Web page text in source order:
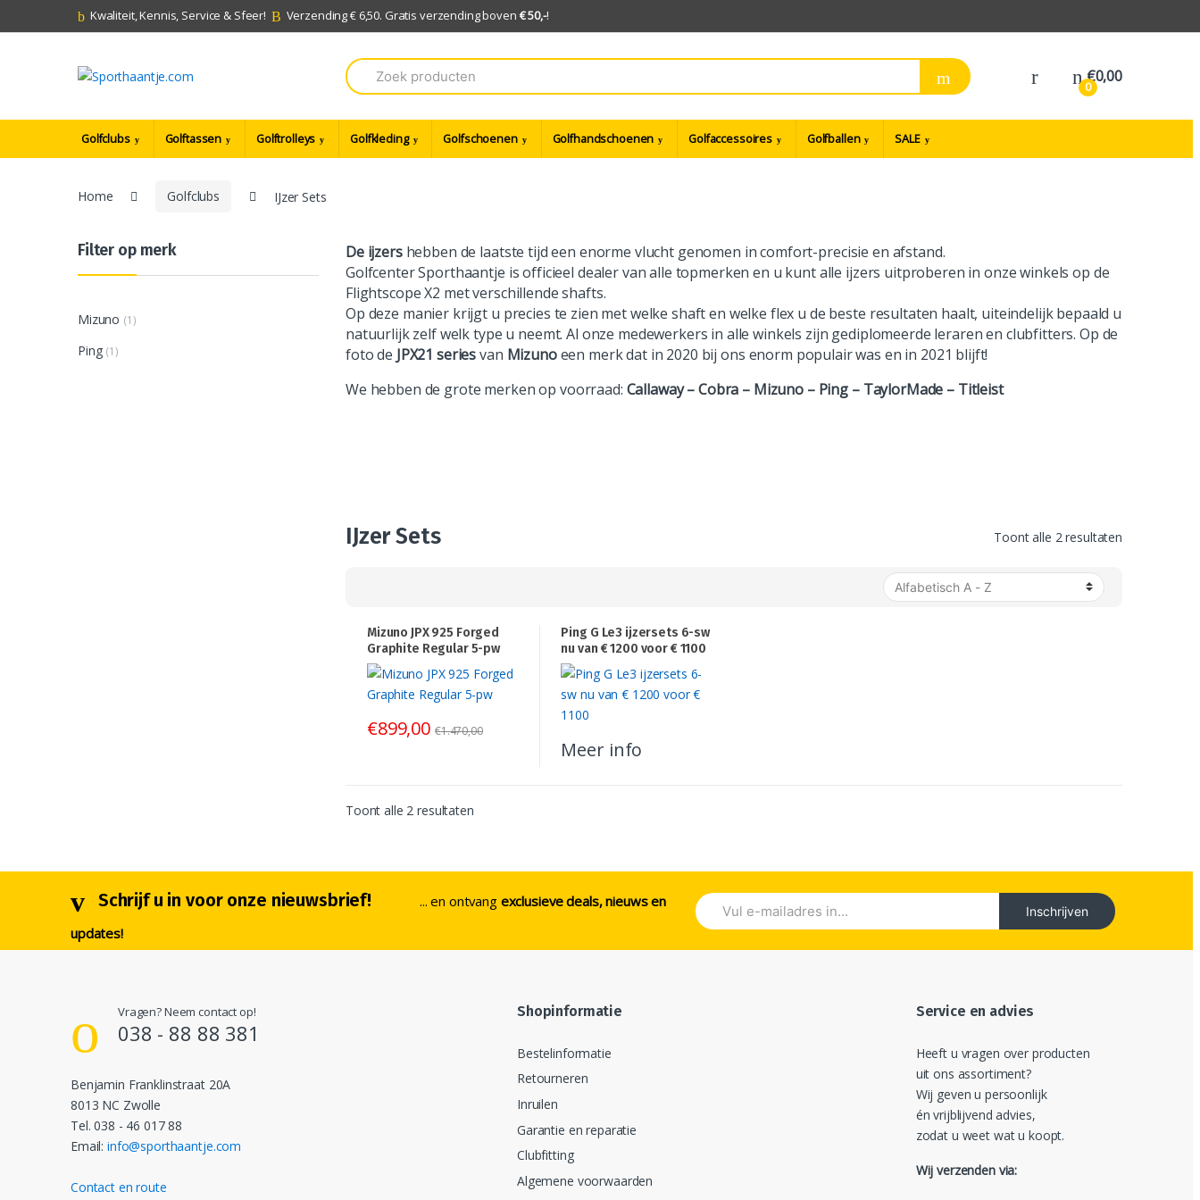
to
to
Kwaliteit, Kennis, Service & Sfeer! Verzending € 6,50. Gratis verzending boven € 50,-!
Search
for:
0
€0,00
Golfclubs Golftassen Golftrolleys Golfkleding Golfschoenen Golfhandschoenen Golfaccessoires Golfballen SALE
Home Golfclubs IJzer Sets
De ijzershebben de laatste tijd een enorme vlucht genomen in comfort-precisie en afstand.
Golfcenter Sporthaantje is officieel dealer van alle topmerken en u kunt alle ijzers uitproberen in onze winkels op de
Flightscope X2 met verschillende shafts.
Op deze manier krijgt u precies te zien met welke shaft en welke flex u de beste resultaten haalt, uiteindelijk bepaald u
natuurlijk zelf welk type u neemt. Al onze medewerkers in alle winkels zijn gediplomeerde leraren en clubfitters. Op de
foto de JPX21 seriesvan Mizunoeen merk dat in 2020 bij ons enorm populair was en in 2021 blijft!
We hebben de grote merken op voorraad: Callaway – Cobra – Mizuno – Ping – TaylorMade – Titleist
IJzer Sets Toont alle 2 resultaten
Mizuno JPX 925 Forged
Graphite Regular 5-pw
€899,00 €1.470,00
Ping G Le3 ijzersets 6-sw
nu van € 1200 voor € 1100
Meer info
Toont alle 2 resultaten
Filter op merk
Mizuno (1)
Ping (1)
Schrijf u in voor onze nieuwsbrief! ... en ontvang exclusieve deals, nieuws en
updates!
Inschrijven
Vragen? Neem contact op!
038 - 88 88 381
Benjamin Franklinstraat 20A
8013 NC Zwolle
Tel. 038 - 46 017 88
Email:info@sporthaantje.com
Contact en route
Shopinformatie
Bestelinformatie
Retourneren
Inruilen
Garantie en reparatie
Clubfitting
Algemene voorwaarden
Service en advies
Heeft u vragen over producten
uit ons assortiment?
Wij geven u persoonlijk
én vrijblijvend advies,
zodat u weet wat u koopt.
Wij verzenden via: